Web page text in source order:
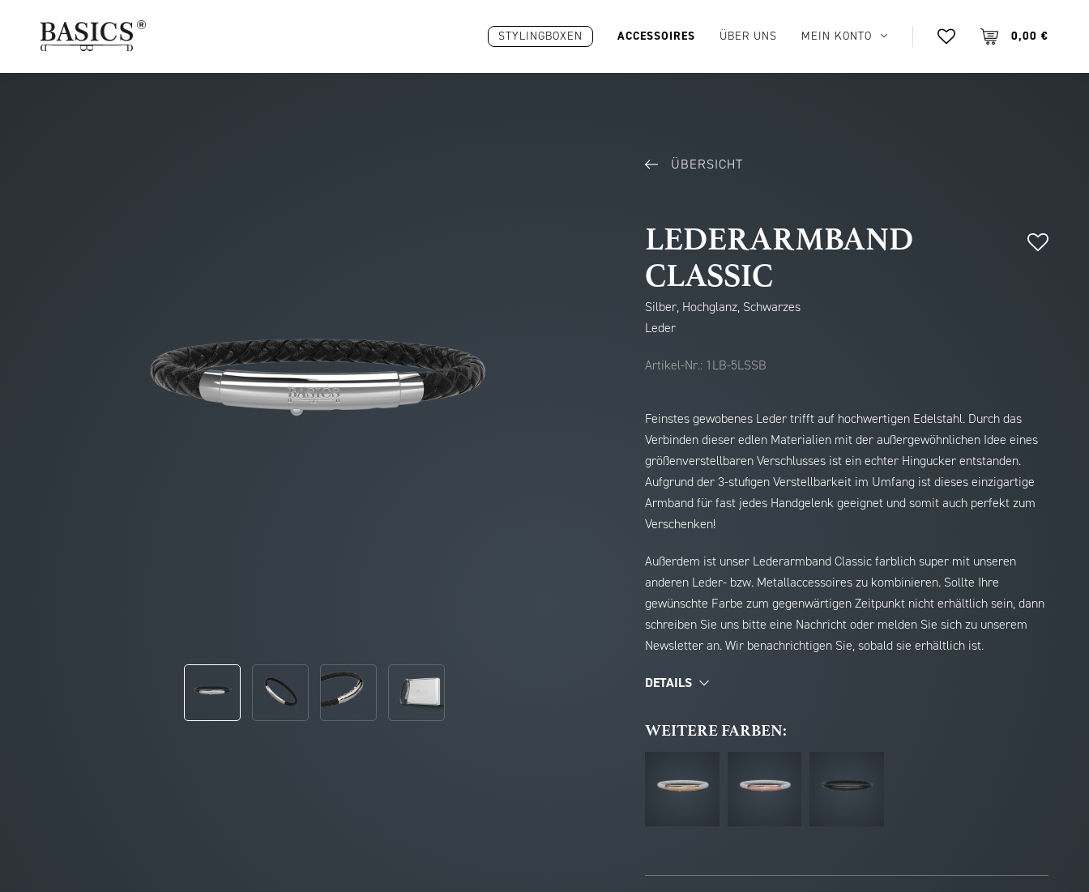
MEIN KONTO 0,00 €
STYLINGBOXEN ACCESSOIRES ÜBER UNS
ÜBERSICHT
LEDERARMBAND
CLASSIC
Silber, Hochglanz, Schwarzes
Leder
Artikel-Nr.: 1LB-5LSSB
Feinstes gewobenes Leder trifft auf hochwertigen Edelstahl. Durch das
Verbinden dieser edlen Materialien mit der außergewöhnlichen Idee eines
größenverstellbaren Verschlusses ist ein echter Hingucker entstanden.
Aufgrund der 3-stufigen Verstellbarkeit im Umfang ist dieses einzigartige
Armband für fast jedes Handgelenk geeignet und somit auch perfekt zum
Verschenken!
Außerdem ist unser Lederarmband Classic farblich super mit unseren
anderen Leder- bzw. Metallaccessoires zu kombinieren. Sollte Ihre
gewünschte Farbe zum gegenwärtigen Zeitpunkt nicht erhältlich sein, dann
schreiben Sie uns bitte eine Nachricht oder melden Sie sich zu unserem
Newsletter an. Wir benachrichtigen Sie, sobald sie erhältlich ist.
DETAILS
WEITERE FARBEN: